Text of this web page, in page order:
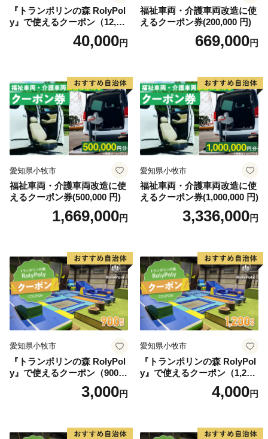
『トランポリンの森 RolyPol
y』で使えるクーポン（12,00
40,000円
福祉車両・介護車両改造に使
えるクーポン券(200,000 円)
669,000円
愛知県小牧市
福祉車両・介護車両改造に使
えるクーポン券(500,000 円)
1,669,000円
愛知県小牧市
福祉車両・介護車両改造に使
えるクーポン券(1,000,000 円)
3,336,000円
愛知県小牧市
『トランポリンの森 RolyPol
y』で使えるクーポン（900
3,000円
愛知県小牧市
『トランポリンの森 RolyPol
y』で使えるクーポン（1,200
4,000円